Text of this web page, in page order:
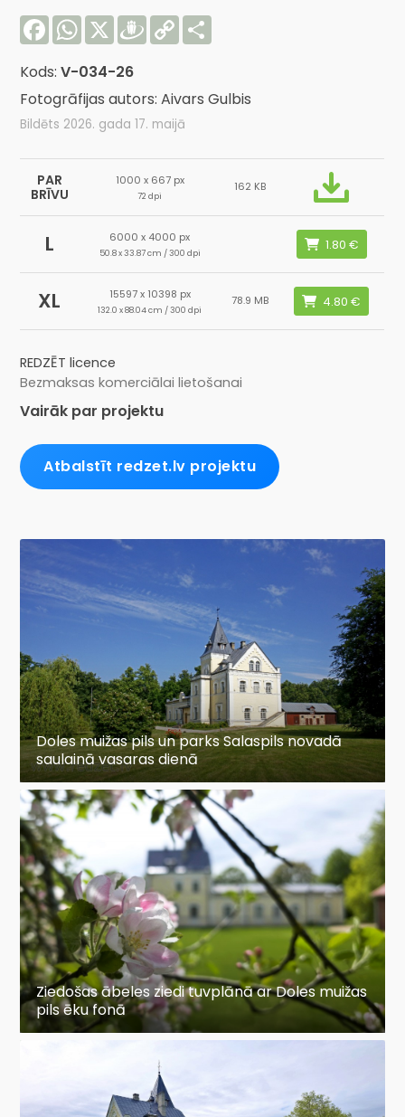
FacebookWhatsApp
X Draugiem
Copy
Link
Kods:V-034-26
Fotogrāfijas autors: Aivars Gulbis
Bildēts 2026. gada 17. maijā
PAR
BRĪVU
1000 x 667 px
72 dpi
162 KB
L 6000 x 4000 px
50.8 x 33.87 cm / 300 dpi
XL 15597 x 10398 px
132.0 x 88.04 cm / 300 dpi
78.9 MB
REDZĒT licence
Bezmaksas komerciālai lietošanai
Vairāk par projektu
Atbalstīt redzet.lv projektu
Doles muižas pils un parks Salaspils novadā
saulainā vasaras dienā
Ziedošas ābeles ziedi tuvplānā ar Doles muižas
pils ēku fonā